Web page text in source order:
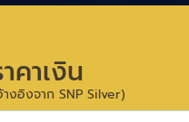
คาเงิน
งอิงจาก SNP Silver)